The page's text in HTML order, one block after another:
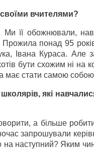
вчителями?
її обожнювали,
понад 95 років
Івана Кураса. Але
бути схожим ні на
має стати самою
які
а більше
запрошували
на наступний? Яким